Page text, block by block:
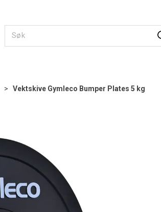
> Vektskive Gymleco Bumper Plates 5 kg